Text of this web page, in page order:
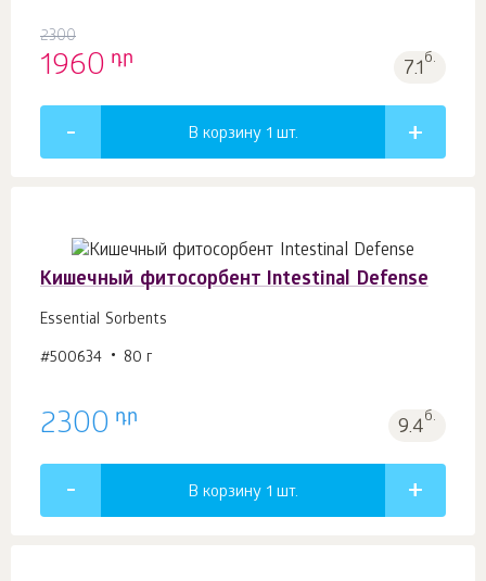
2300
1960 դր 7.1б.
В корзину 1 шт.
Кишечный фитосорбент Intestinal Defense
Essential Sorbents
#500634 80 г
2300 դր 9.4б.
В корзину 1 шт.